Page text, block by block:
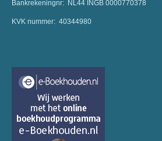
Bankrekeningnr: NL44 INGB 0000770378
KVK nummer: 40344980